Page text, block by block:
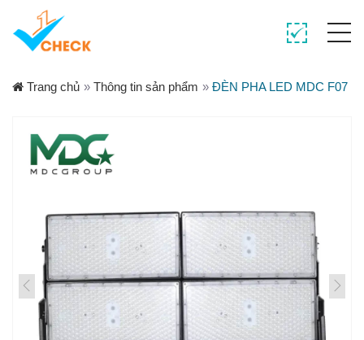
Trang chủ » Thông tin sản phẩm » ĐÈN PHA LED MDC F07